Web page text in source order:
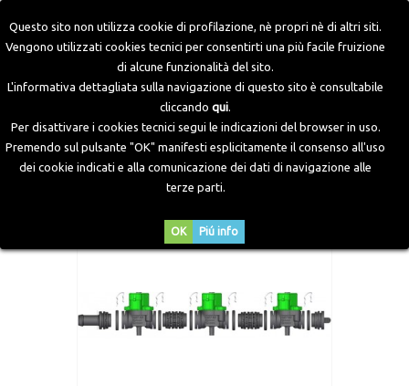
Questo sito non utilizza cookie di profilazione, nè propri nè di altri siti.
Vengono utilizzati cookies tecnici per consentirti una più facile fruizione
di alcune funzionalità del sito.
L'informativa dettagliata sulla navigazione di questo sito è consultabile
cliccando qui.
Per disattivare i cookies tecnici segui le indicazioni del browser in uso.
Premendo sul pulsante "OK" manifesti esplicitamente il consenso all'uso
dei cookie indicati e alla comunicazione dei dati di navigazione alle
terze parti.
OK Piú info
Componenti GPL Accessori Iniettori Old
Accessori Iniettori Pan JET20
Kit di assemblaggio rail
Iniettori (3x1) per 3 cilindri